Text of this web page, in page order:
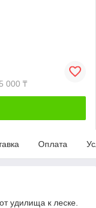
000 ₸
Оплата
удилища к леске.